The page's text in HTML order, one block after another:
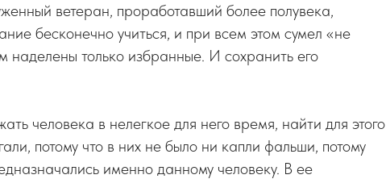
ветеран, проработавший более полувека,
бесконечно учиться, и при всем этом сумел «не
наделены только избранные. И сохранить его
человека в нелегкое для него время, найти для этого
потому что в них не было ни капли фальши, потому
именно данному человеку. В ее